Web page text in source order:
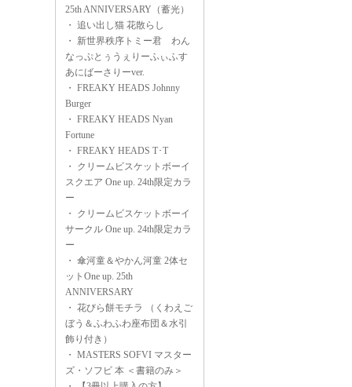
25th ANNIVERSARY（蓄光）
・ 追い出し猫 花散らし
・ 新世界秩序トミー君 わん
なっぷとぅうぇりーふぃふす
あにばーさりーver.
・ FREAKY HEADS Johnny
Burger
・ FREAKY HEADS Nyan
Fortune
・ FREAKY HEADS T･T
・ クリームビスケットボーイ
スクエア One up. 24th限定カラ
ー
・ クリームビスケットボーイ
サークル One up. 24th限定カラ
ー
・ 傘河童＆やかん河童 2体セ
ットOne up. 25th
ANNIVERSARY
・ 花びら餅モチラ （くわえご
ぼう＆ふわふわ座布団＆水引
飾り付き）
・ MASTERS SOFVI マスター
ズ・ソフビ 本 ＜書籍のみ＞